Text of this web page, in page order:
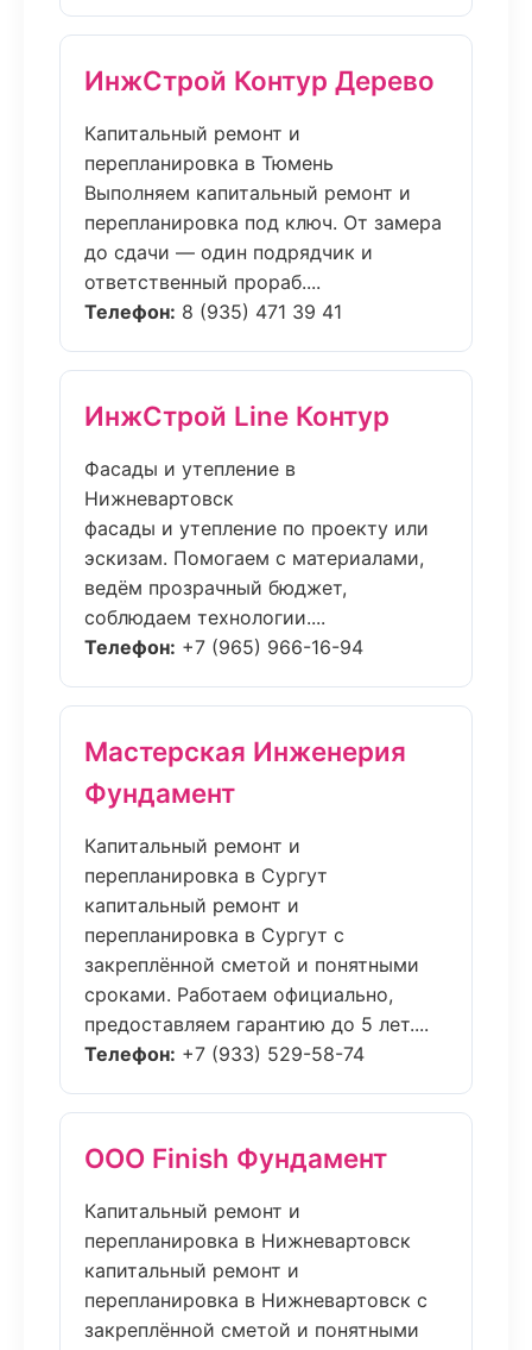
ИнжСтрой Контур Дерево
Капитальный ремонт и
перепланировка в Тюмень
Выполняем капитальный ремонт и
перепланировка под ключ. От замера
до сдачи — один подрядчик и
ответственный прораб....
Телефон: 8 (935) 471 39 41
ИнжСтрой Line Контур
Фасады и утепление в
Нижневартовск
фасады и утепление по проекту или
эскизам. Помогаем с материалами,
ведём прозрачный бюджет,
соблюдаем технологии....
Телефон: +7 (965) 966-16-94
Мастерская Инженерия
Фундамент
Капитальный ремонт и
перепланировка в Сургут
капитальный ремонт и
перепланировка в Сургут с
закреплённой сметой и понятными
сроками. Работаем официально,
предоставляем гарантию до 5 лет....
Телефон: +7 (933) 529-58-74
ООО Finish Фундамент
Капитальный ремонт и
перепланировка в Нижневартовск
капитальный ремонт и
перепланировка в Нижневартовск с
закреплённой сметой и понятными